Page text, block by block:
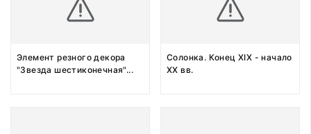
Элемент резного декора
"Звезда шестиконечная"...
Солонка. Конец XIX - начало
XX вв.